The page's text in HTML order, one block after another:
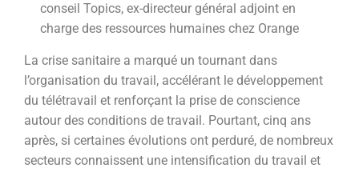
conseil Topics, ex-directeur général adjoint en
charge des ressources humaines chez Orange
La crise sanitaire a marqué un tournant dans
l’organisation du travail, accélérant le développement
du télétravail et renforçant la prise de conscience
autour des conditions de travail. Pourtant, cinq ans
après, si certaines évolutions ont perduré, de nombreux
secteurs connaissent une intensification du travail et